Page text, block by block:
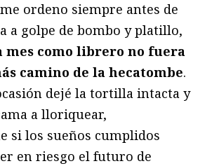
ordeno siempre antes de
a golpe de bombo y platillo,
mes como librero no fuera
camino de la hecatombe.
dejé la tortilla intacta y
a lloriquear,
si los sueños cumplidos
en riesgo el futuro de